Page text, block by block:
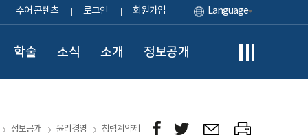
수어 콘텐츠 로그인 회원가입 Language
학술 소식 소개 정보공개
정보공개 윤리경영 청렴계약제